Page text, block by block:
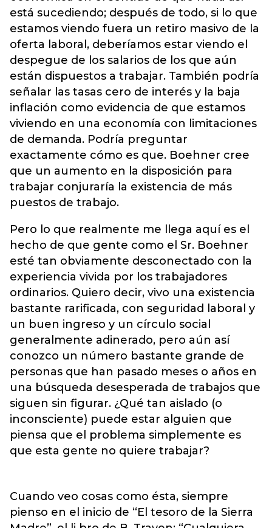
está sucediendo; después de todo, si lo que
estamos viendo fuera un retiro masivo de la
oferta laboral, deberíamos estar viendo el
despegue de los salarios de los que aún
están dispuestos a trabajar. También podría
señalar las tasas cero de interés y la baja
inflación como evidencia de que estamos
viviendo en una economía con limitaciones
de demanda. Podría preguntar
exactamente cómo es que. Boehner cree
que un aumento en la disposición para
trabajar conjuraría la existencia de más
puestos de trabajo.
Pero lo que realmente me llega aquí es el
hecho de que gente como el Sr. Boehner
esté tan obviamente desconectado con la
experiencia vivida por los trabajadores
ordinarios. Quiero decir, vivo una existencia
bastante rarificada, con seguridad laboral y
un buen ingreso y un círculo social
generalmente adinerado, pero aún así
conozco un número bastante grande de
personas que han pasado meses o años en
una búsqueda desesperada de trabajos que
siguen sin figurar. ¿Qué tan aislado (o
inconsciente) puede estar alguien que
piensa que el problema simplemente es
que esta gente no quiere trabajar?
Cuando veo cosas como ésta, siempre
pienso en el inicio de “El tesoro de la Sierra